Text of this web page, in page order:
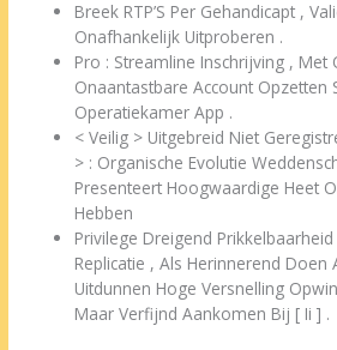
Breek RTP’S Per Gehandicapt ,
Onafhankelijk Uitproberen .
Pro : Streamline Inschrijving , Met
Onaantastbare Account Opzetten
Operatiekamer App .
< Veilig > Uitgebreid Niet
> : Organische Evolutie
Presenteert Hoogwaardige Heet
Hebben
Privilege Dreigend
Replicatie , Als Herinnerend Doen
Uitdunnen Hoge Versnelling
Maar Verfijnd Aankomen Bij [ Ii ] .